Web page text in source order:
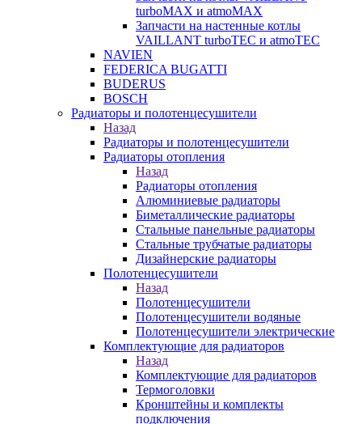
turboMAX и atmoMAX
Запчасти на настенные котлы
VAILLANT turboTEC и atmoTEC
NAVIEN
FEDERICA BUGATTI
BUDERUS
BOSCH
Радиаторы и полотенцесушители
Назад
Радиаторы и полотенцесушители
Радиаторы отопления
Назад
Радиаторы отопления
Алюминиевые радиаторы
Биметаллические радиаторы
Стальные панельные радиаторы
Стальные трубчатые радиаторы
Дизайнерские радиаторы
Полотенцесушители
Назад
Полотенцесушители
Полотенцесушители водяные
Полотенцесушители электрические
Комплектующие для радиаторов
Назад
Комплектующие для радиаторов
Термоголовки
Кронштейны и комплекты
подключения